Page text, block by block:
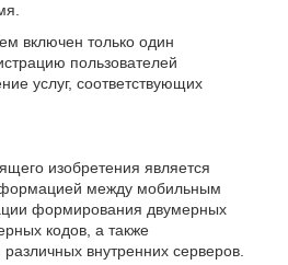
включен только один
пользователей
услуг, соответствующих
изобретения является
между мобильным
формирования двумерных
кодов, а также
внутренних серверов.